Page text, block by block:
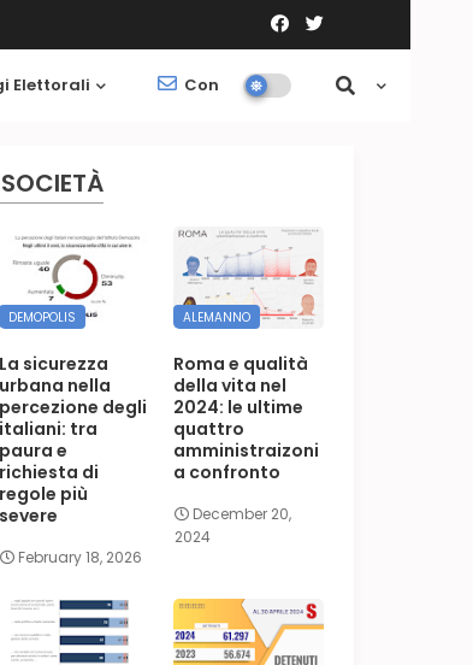
Elettorali Contatti Società
SOCIETÀ
DEMOPOLIS
La sicurezza
urbana nella
percezione degli
italiani: tra
paura e
richiesta di
regole più
severe
February 18, 2026
ALEMANNO
Roma e qualità
della vita nel
2024: le ultime
quattro
amministraizoni
a confronto
December 20,
2024